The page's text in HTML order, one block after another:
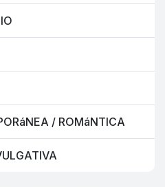
/ ROMáNTICA